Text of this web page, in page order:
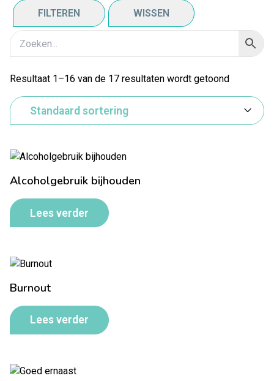
FILTEREN WISSEN
Resultaat 1–16 van de 17 resultaten wordt getoond
Alcoholgebruik bijhouden
Lees verder
Burnout
Lees verder